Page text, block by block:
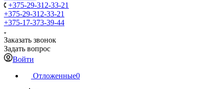
+375-29-312-33-21
+375-29-312-33-21
+375-17-373-39-44
Заказать звонок
Задать вопрос
Войти
Отложенные0